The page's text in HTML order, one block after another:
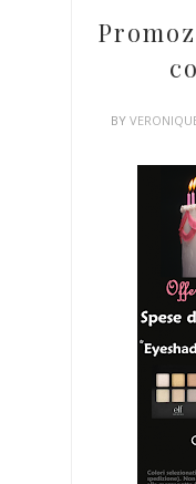
BY